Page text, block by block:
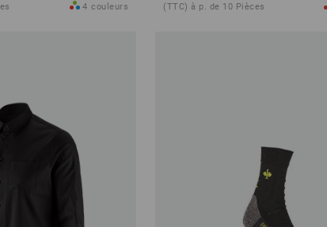
4 couleurs (TTC) à p. de 10 Pièces